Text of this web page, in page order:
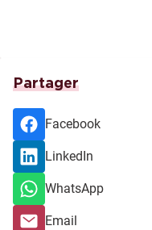
Partager
Facebook
LinkedIn
WhatsApp
Email